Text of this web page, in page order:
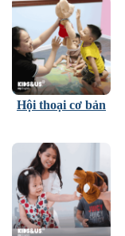
Hội thoại cơ bản